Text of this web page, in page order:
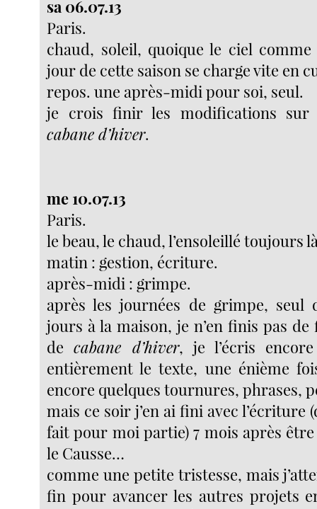
sa 06.07.13
Paris.
chaud, soleil, quoique le ciel comme
jour de cette saison se charge vite en
repos. une après-midi pour soi, seul.
je crois finir les modifications sur
cabane d’hiver.
me 10.07.13
Paris.
le beau, le chaud, l’ensoleillé toujours
matin : gestion, écriture.
après-midi : grimpe.
après les journées de grimpe, seul
jours à la maison, je n’en finis pas
decabane d’hiver, je l’écris
entièrement le texte, une énième
encore quelques tournures, phrases,
mais ce soir j’en ai fini avec l’écriture
fait pour moi partie) 7 mois après
le Causse…
comme une petite tristesse, mais
fin pour avancer les autres projets